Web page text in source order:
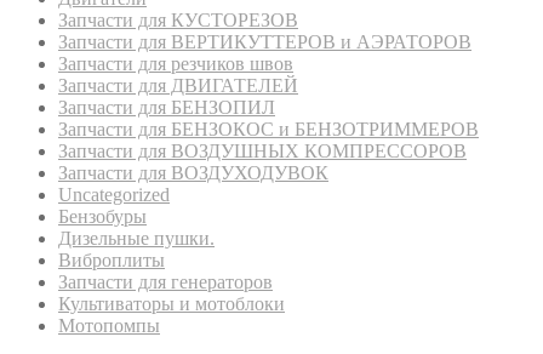
Запчасти для КУСТОРЕЗОВ
Запчасти для ВЕРТИКУТТЕРОВ и АЭРАТОРОВ
Запчасти для резчиков швов
Запчасти для ДВИГАТЕЛЕЙ
Запчасти для БЕНЗОПИЛ
Запчасти для БЕНЗОКОС и БЕНЗОТРИММЕРОВ
Запчасти для ВОЗДУШНЫХ КОМПРЕССОРОВ
Запчасти для ВОЗДУХОДУВОК
Uncategorized
Бензобуры
Дизельные пушки.
Виброплиты
Запчасти для генераторов
Культиваторы и мотоблоки
Мотопомпы